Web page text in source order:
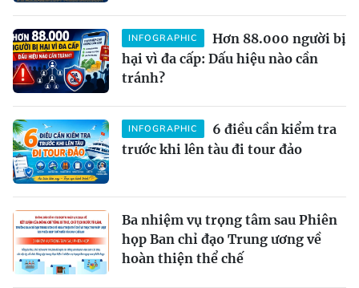
INFOGRAPHIC
Hơn 88.000 người bị
hại vì đa cấp: Dấu hiệu nào cần
tránh?
INFOGRAPHIC
6 điều cần kiểm tra
trước khi lên tàu đi tour đảo
Ba nhiệm vụ trọng tâm sau Phiên
họp Ban chỉ đạo Trung ương về
hoàn thiện thể chế